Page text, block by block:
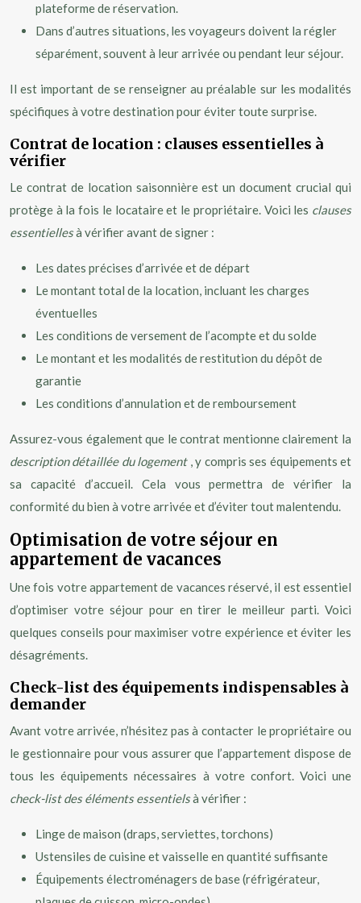
plateforme de réservation.
Dans d’autres situations, les voyageurs doivent la régler
séparément, souvent à leur arrivée ou pendant leur séjour.
Il est important de se renseigner au préalable sur les modalités
spécifiques à votre destination pour éviter toute surprise.
Contrat de location : clauses essentielles à
vérifier
Le contrat de location saisonnière est un document crucial qui
protège à la fois le locataire et le propriétaire. Voici les clauses
essentiellesà vérifier avant de signer :
Les dates précises d’arrivée et de départ
Le montant total de la location, incluant les charges
éventuelles
Les conditions de versement de l’acompte et du solde
Le montant et les modalités de restitution du dépôt de
garantie
Les conditions d’annulation et de remboursement
Assurez-vous également que le contrat mentionne clairement la
description détaillée du logement , y compris ses équipements et
sa capacité d’accueil. Cela vous permettra de vérifier la
conformité du bien à votre arrivée et d’éviter tout malentendu.
Optimisation de votre séjour en
appartement de vacances
Une fois votre appartement de vacances réservé, il est essentiel
d’optimiser votre séjour pour en tirer le meilleur parti. Voici
quelques conseils pour maximiser votre expérience et éviter les
désagréments.
Check-list des équipements indispensables à
demander
Avant votre arrivée, n’hésitez pas à contacter le propriétaire ou
le gestionnaire pour vous assurer que l’appartement dispose de
tous les équipements nécessaires à votre confort. Voici une
check-list des éléments essentielsà vérifier :
Linge de maison (draps, serviettes, torchons)
Ustensiles de cuisine et vaisselle en quantité suffisante
Équipements électroménagers de base (réfrigérateur,